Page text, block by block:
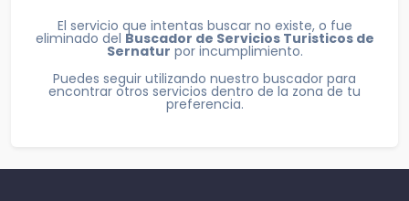
El servicio que intentas buscar no existe, o fue
eliminado del Buscador de Servicios Turisticos de
Sernatur por incumplimiento.
Puedes seguir utilizando nuestro buscador para
encontrar otros servicios dentro de la zona de tu
preferencia.